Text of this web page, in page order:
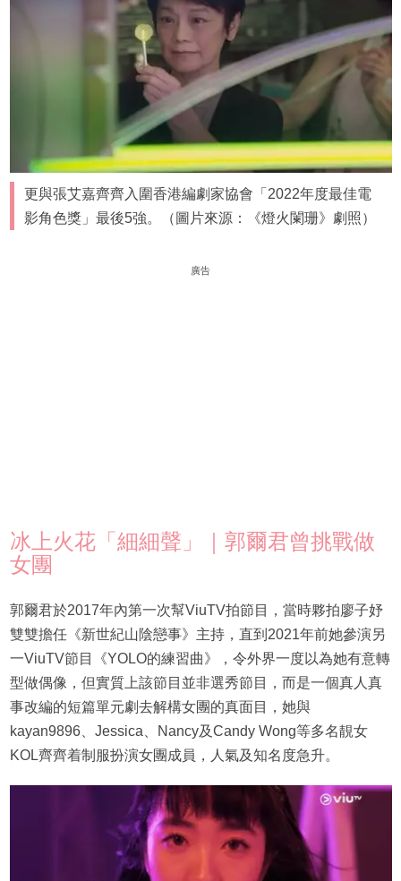
更與張艾嘉齊齊入圍香港編劇家協會「2022年度最佳電
影角色獎」最後5強。（圖片來源：《燈火闌珊》劇照）
廣告
冰上火花「細細聲」｜郭爾君曾挑戰做
女團
郭爾君於2017年內第一次幫ViuTV拍節目，當時夥拍廖子妤
雙雙擔任《新世紀山陰戀事》主持，直到2021年前她參演另
一ViuTV節目《YOLO的練習曲》，令外界一度以為她有意轉
型做偶像，但實質上該節目並非選秀節目，而是一個真人真
事改編的短篇單元劇去解構女團的真面目，她與
kayan9896、Jessica、Nancy及Candy Wong等多名靚女
KOL齊齊着制服扮演女團成員，人氣及知名度急升。